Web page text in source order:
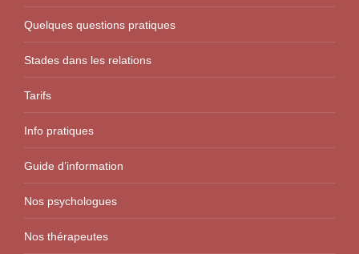
Quelques questions pratiques
Stades dans les relations
Tarifs
Info pratiques
Guide d’information
Nos psychologues
Nos thérapeutes